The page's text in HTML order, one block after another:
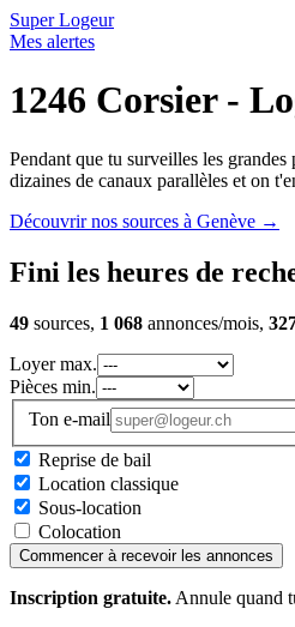
Super Logeur
Mes alertes
1246 Corsier -
Pendant que tu surveilles les
dizaines de canaux parallèles et on
Découvrir nos sources à Genève →
Fini les heures de
49 sources, 1 068 annonces/mois,
Loyer max.
Pièces min.
Ton e-mail
Reprise de bail
Location classique
Sous-location
Colocation
Commencer à recevoir les annonces
Inscription gratuite. Annule quand